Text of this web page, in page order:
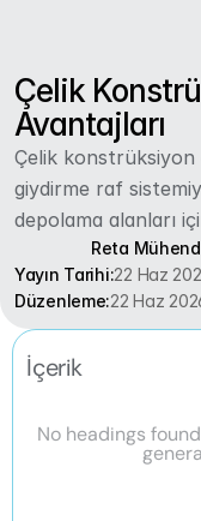
Çelik
Avantajları
Çelik konstrüksiyon
giydirme raf
depolama alanları
Reta
Yayın Tarihi:22 Haz
Düzenleme:22 Haz
İçerik
No headings